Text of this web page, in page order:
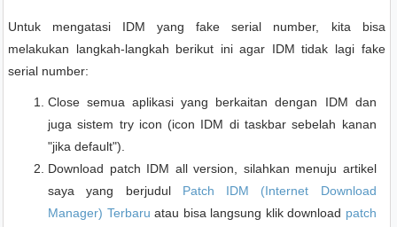
Untuk mengatasi IDM yang fake serial number, kita bisa
melakukan langkah-langkah berikut ini agar IDM tidak lagi fake
serial number:
Close semua aplikasi yang berkaitan dengan IDM dan
juga sistem try icon (icon IDM di taskbar sebelah kanan
"jika default").
Download patch IDM all version, silahkan menuju artikel
saya yang berjudul Patch IDM (Internet Download
Manager) Terbaru atau bisa langsung klik download patch